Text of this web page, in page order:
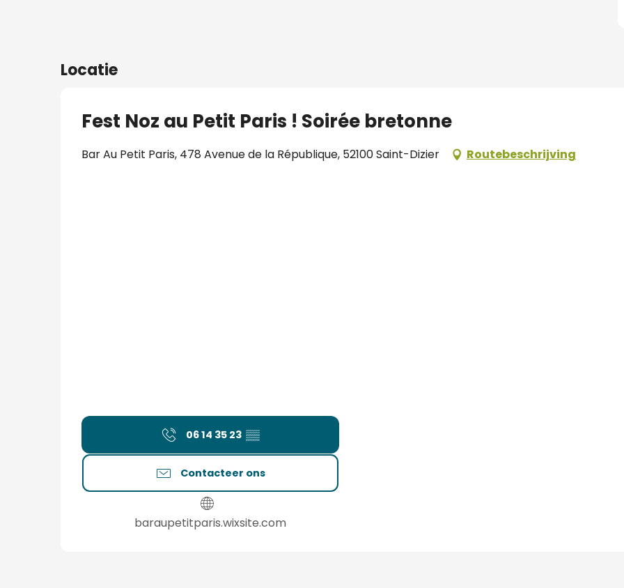
Locatie
Fest Noz au Petit Paris ! Soirée bretonne
Bar Au Petit Paris, 478 Avenue de la République, 52100 Saint-Dizier Routebeschrijving
06 14 35 23 ▒▒
Contacteer ons
baraupetitparis.wixsite.com